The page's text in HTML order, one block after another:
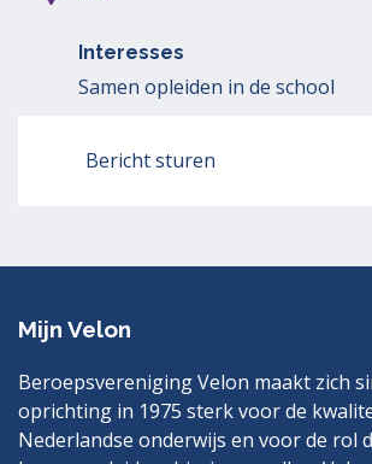
Interesses
Samen opleiden in de school
Bericht sturen
Mijn Velon
Beroepsvereniging Velon maakt zich
oprichting in 1975 sterk voor de
Nederlandse onderwijs en voor de rol